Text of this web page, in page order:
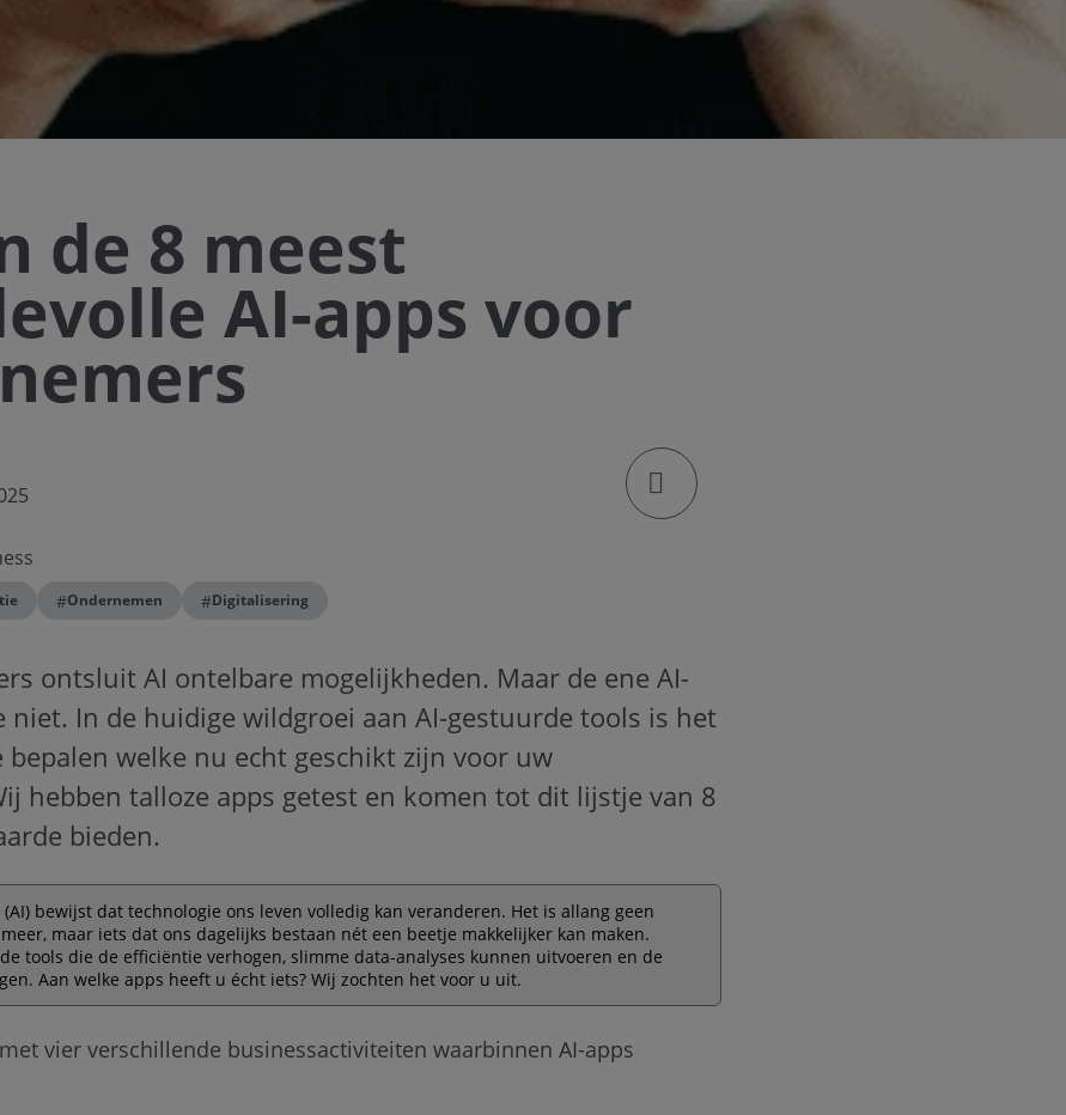
de 8 meest
AI-apps voor
klik om de deellinks te openen
#Ondernemen #Digitalisering
ontsluit AI ontelbare mogelijkheden. Maar de ene AI-
niet. In de huidige wildgroei aan AI-gestuurde tools is het
welke nu echt geschikt zijn voor uw
hebben talloze apps getest en komen tot dit lijstje van 8
bieden.
bewijst dat technologie ons leven volledig kan veranderen. Het is allang geen
maar iets dat ons dagelijks bestaan nét een beetje makkelijker kan maken.
tools die de efficiëntie verhogen, slimme data-analyses kunnen uitvoeren en de
Aan welke apps heeft u écht iets? Wij zochten het voor u uit.
vier verschillende businessactiviteiten waarbinnen AI-apps